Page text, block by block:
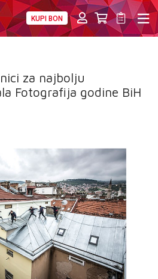
KUPI BON
za najbolju
Fotografija godine BiH